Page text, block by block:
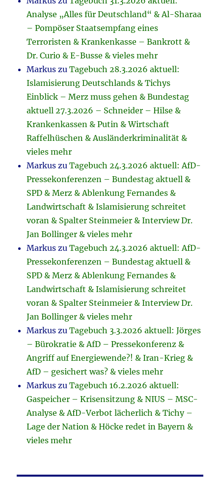
Analyse „Alles für Deutschland“ & Al-Sharaa
– Pompöser Staatsempfang eines
Terroristen & Krankenkasse – Bankrott &
Dr. Curio & E-Busse & vieles mehr
Markus zuTagebuch 28.3.2026 aktuell:
Islamisierung Deutschlands & Tichys
Einblick – Merz muss gehen & Bundestag
aktuell 27.3.2026 – Schneider – Hilse &
Krankenkassen & Putin & Wirtschaft
Raffelhüschen & Ausländerkriminalität &
vieles mehr
Markus zuTagebuch 24.3.2026 aktuell: AfD-
Pressekonferenzen – Bundestag aktuell &
SPD & Merz & Ablenkung Fernandes &
Landwirtschaft & Islamisierung schreitet
voran & Spalter Steinmeier & Interview Dr.
Jan Bollinger & vieles mehr
Markus zuTagebuch 24.3.2026 aktuell: AfD-
Pressekonferenzen – Bundestag aktuell &
SPD & Merz & Ablenkung Fernandes &
Landwirtschaft & Islamisierung schreitet
voran & Spalter Steinmeier & Interview Dr.
Jan Bollinger & vieles mehr
Markus zuTagebuch 3.3.2026 aktuell: Jörges
– Bürokratie & AfD – Pressekonferenz &
Angriff auf Energiewende?! & Iran-Krieg &
AfD – gesichert was? & vieles mehr
Markus zuTagebuch 16.2.2026 aktuell:
Gaspeicher – Krisensitzung & NIUS – MSC-
Analyse & AfD-Verbot lächerlich & Tichy –
Lage der Nation & Höcke redet in Bayern &
vieles mehr